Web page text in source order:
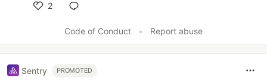
2
Code of Conduct
• Report abuse
Sentry PROMOTED